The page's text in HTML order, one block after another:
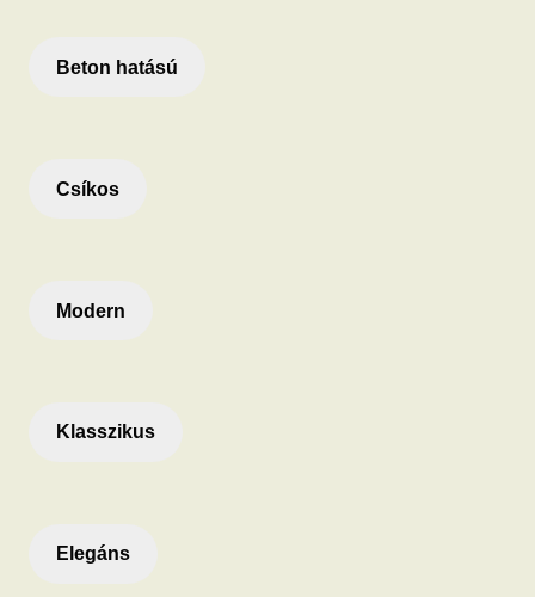
Beton hatású
Csíkos
Modern
Klasszikus
Elegáns